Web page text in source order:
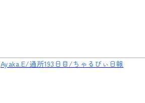
Ayaka.E/通所193日目/ちゃるびぃ日報